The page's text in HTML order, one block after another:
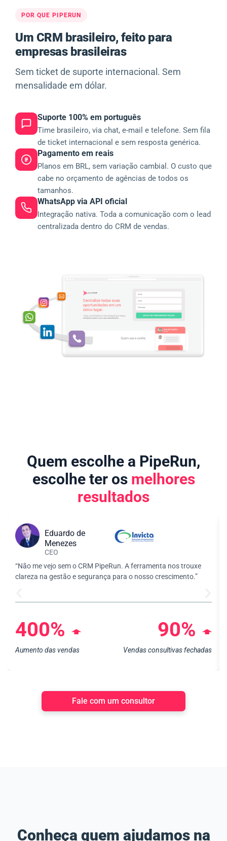
POR QUE PIPERUN
Um CRM brasileiro, feito para
empresas brasileiras
Sem ticket de suporte internacional. Sem
mensalidade em dólar.
Suporte 100% em português
Time brasileiro, via chat, e-mail e telefone. Sem fila
de ticket internacional e sem resposta genérica.
Pagamento em reais
Planos em BRL, sem variação cambial. O custo que
cabe no orçamento de agências de todos os
tamanhos.
WhatsApp via API oficial
Integração nativa. Toda a comunicação com o lead
centralizada dentro do CRM de vendas.
Quem escolhe a PipeRun,
escolhe ter os melhores
resultados
Eduardo de
Menezes
CEO
“Não me vejo sem o CRM PipeRun. A ferramenta nos trouxe
clareza na gestão e segurança para o nosso crescimento.”
400% ➧
Aumento das vendas
90% ➧
Vendas consultivas fechadas
Fale com um consultor
Conheça quem ajudamos na